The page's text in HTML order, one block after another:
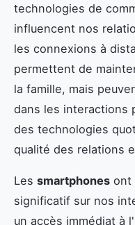
technologies de
influencent nos
les connexions à
permettent de
la famille, mais
dans les interactions
des technologies
qualité des relations
Les smartphones ont
significatif sur nos
un accès immédiat à